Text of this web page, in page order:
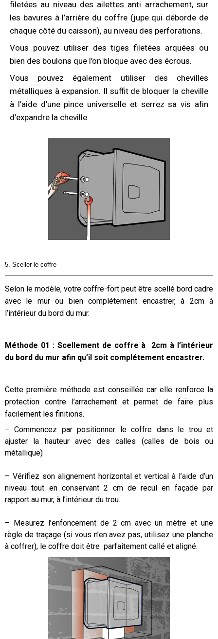
filetées au niveau des ailettes anti arrachement, sur
les bavures à l’arrière du coffre (jupe qui déborde de
chaque côté du caisson), au niveau des perforations.
Vous pouvez utiliser des tiges filetées arquées ou
bien des boulons que l’on bloque avec des écrous.
Vous pouvez également utiliser des chevilles
métalliques à expansion. Il suffit de bloquer la cheville
à l’aide d’une pince universelle et serrez sa vis afin
d’expandre la cheville.
5. Sceller le coffre
Selon le modèle, votre coffre-fort peut être scellé bord cadre
avec le mur ou bien complétement encastrer, à 2cm à
l’intérieur du bord du mur.
Méthode 01 : Scellement de coffre à 2cm à l’intérieur
du bord du mur afin qu’il soit complétement encastrer.
Cette première méthode est conseillée car elle renforce la
protection contre l’arrachement et permet de faire plus
facilement les finitions.
– Commencez par positionner le coffre dans le trou et
ajuster la hauteur avec des calles (calles de bois ou
métallique)
– Vérifiez son alignement horizontal et vertical à l’aide d’un
niveau tout en conservant 2 cm de recul en façade par
rapport au mur, à l’intérieur du trou.
– Mesurez l’enfoncement de 2 cm avec un mètre et une
règle de traçage (si vous n’en avez pas, utilisez une planche
à coffrer), le coffre doit être parfaitement callé et aligné.